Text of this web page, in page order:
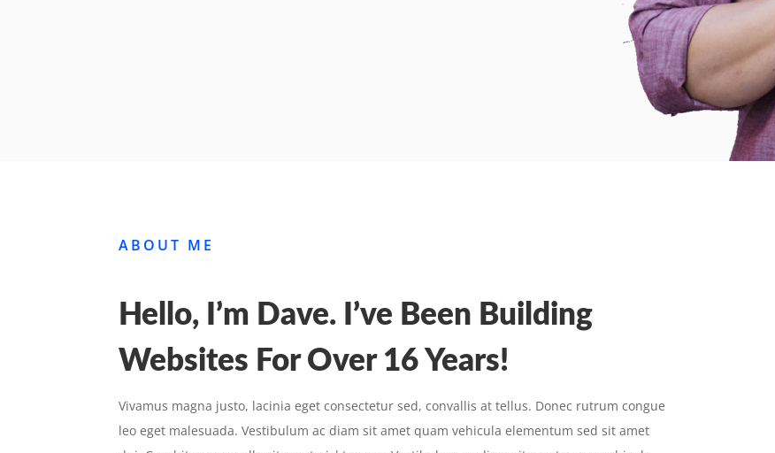
ABOUT ME
Hello, I’m Dave. I’ve Been Building
Websites For Over 16 Years!
Vivamus magna justo, lacinia eget consectetur sed, convallis at tellus. Donec rutrum congue
leo eget malesuada. Vestibulum ac diam sit amet quam vehicula elementum sed sit amet